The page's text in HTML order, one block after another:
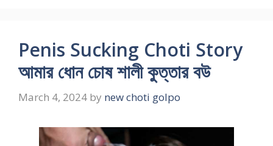
Penis Sucking Choti Story
আমার ধোন চোষ শালী কুত্তার বউ
March 4, 2024 by new choti golpo